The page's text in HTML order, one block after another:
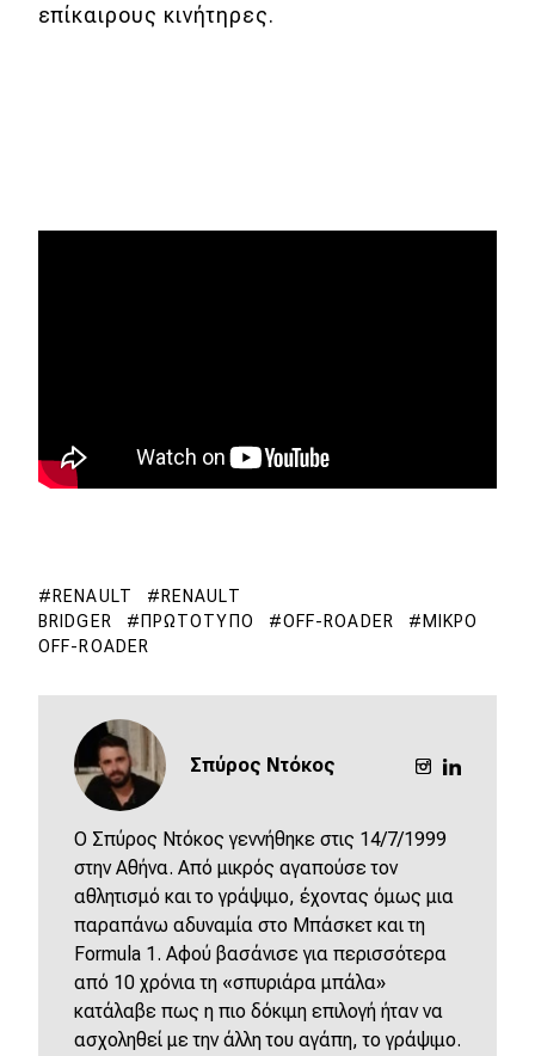
επίκαιρους κινήτηρες.
RENAULT
RENAULT
BRIDGER
ΠΡΩΤΌΤΥΠΟ OFF-ROADER
ΜΙΚΡΌ
OFF-ROADER
Σπύρος Ντόκος
O Σπύρος Ντόκος γεννήθηκε στις 14/7/1999
στην Αθήνα. Από μικρός αγαπούσε τον
αθλητισμό και το γράψιμο, έχοντας όμως μια
παραπάνω αδυναμία στο Μπάσκετ και τη
Formula 1. Αφού βασάνισε για περισσότερα
από 10 χρόνια τη «σπυριάρα μπάλα»
κατάλαβε πως η πιο δόκιμη επιλογή ήταν να
ασχοληθεί με την άλλη του αγάπη, το γράψιμο.